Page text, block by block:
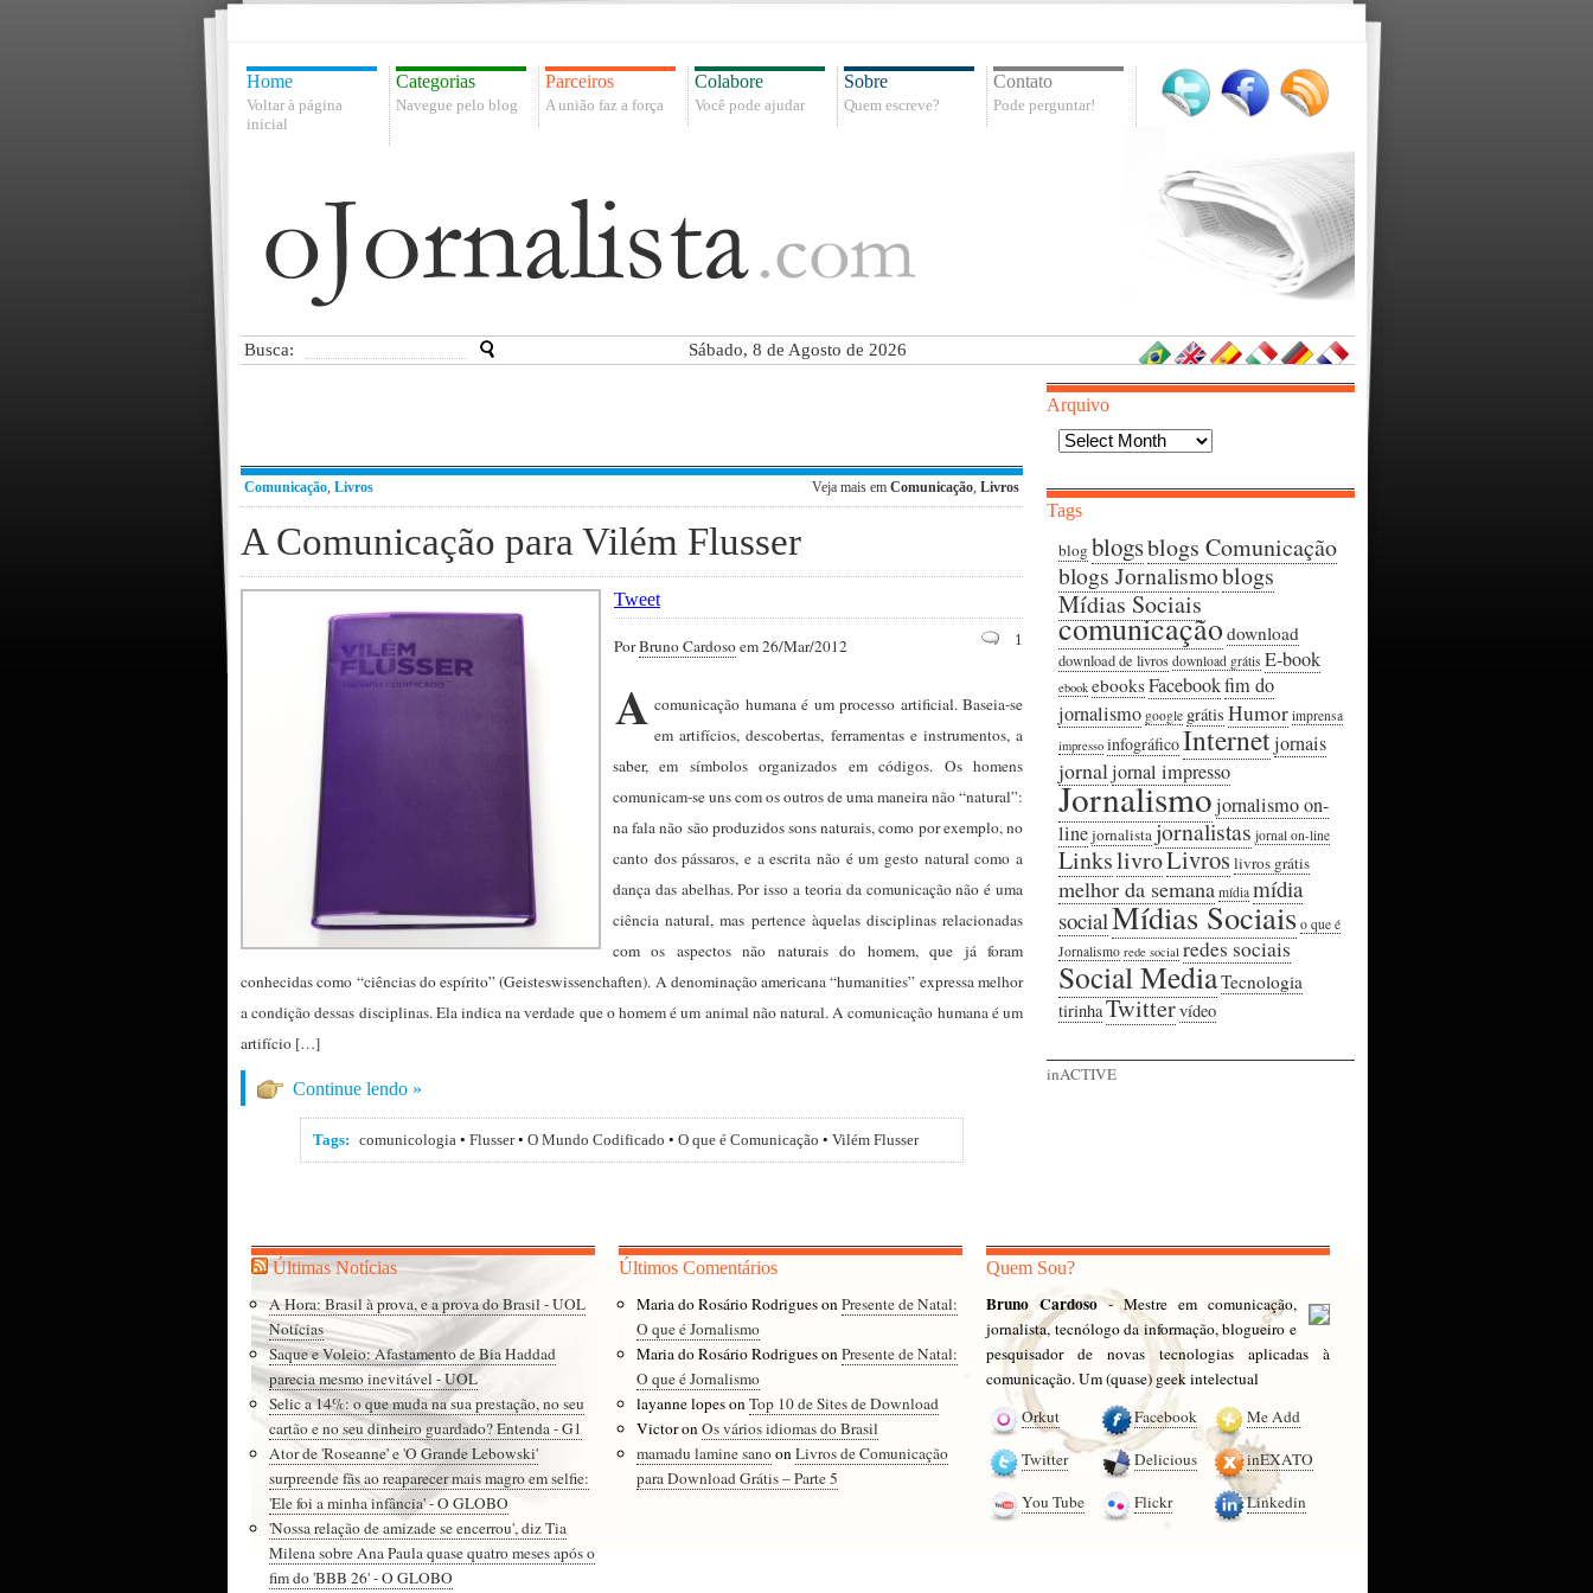
Home
Voltar à página
inicial
Categorias
Navegue pelo blog
Parceiros
A união faz a força
Colabore
Você pode ajudar
Sobre
Quem escreve?
Contato
Pode perguntar!
Busca: Sábado, 8 de Agosto de 2026
Comunicação, Livros Veja mais em Comunicação, Livros
A Comunicação para Vilém Flusser
Tweet
PorBruno Cardosoem 26/Mar/2012 1
A comunicação humana é um processo artificial. Baseia-se
em artifícios, descobertas, ferramentas e instrumentos, a
saber, em símbolos organizados em códigos. Os homens
comunicam-se uns com os outros de uma maneira não “natural”:
na fala não são produzidos sons naturais, como por exemplo, no
canto dos pássaros, e a escrita não é um gesto natural como a
dança das abelhas. Por isso a teoria da comunicação não é uma
ciência natural, mas pertence àquelas disciplinas relacionadas
com os aspectos não naturais do homem, que já foram
conhecidas como “ciências do espírito” (Geisteswissenchaften). A denominação americana “humanities” expressa melhor
a condição dessas disciplinas. Ela indica na verdade que o homem é um animal não natural. A comunicação humana é um
artifício […]
Continue lendo »
Tags: comunicologia • Flusser• O Mundo Codificado • O que é Comunicação • Vilém Flusser
Arquivo
Arquivo
Tags
blog blogsblogs Comunicação
blogs Jornalismoblogs
Mídias Sociais
comunicaçãodownload
download de livros download grátis E-book
ebook ebooksFacebookfim do
jornalismo google grátis Humor imprensa
impresso infográficoInternetjornais
jornaljornal impresso
Jornalismojornalismo on-
linejornalista jornalistas jornal on-line
LinkslivroLivroslivros grátis
melhor da semana mídia mídia
socialMídias Sociais o que é
Jornalismo rede social redes sociais
Social MediaTecnologia
tirinhaTwittervídeo
inACTIVE
Últimas Notícias
A Hora: Brasil à prova, e a prova do Brasil - UOL
Notícias
Saque e Voleio: Afastamento de Bia Haddad
parecia mesmo inevitável - UOL
Selic a 14%: o que muda na sua prestação, no seu
cartão e no seu dinheiro guardado? Entenda - G1
Ator de 'Roseanne' e 'O Grande Lebowski'
surpreende fãs ao reaparecer mais magro em selfie:
'Ele foi a minha infância' - O GLOBO
'Nossa relação de amizade se encerrou', diz Tia
Milena sobre Ana Paula quase quatro meses após o
fim do 'BBB 26' - O GLOBO
Últimos Comentários
Maria do Rosário RodriguesonPresente de Natal:
O que é Jornalismo
Maria do Rosário RodriguesonPresente de Natal:
O que é Jornalismo
layanne lopesonTop 10 de Sites de Download
VictoronOs vários idiomas do Brasil
mamadu lamine sanoonLivros de Comunicação
para Download Grátis – Parte 5
Quem Sou?
Bruno Cardoso- Mestre em comunicação,
jornalista, tecnólogo da informação, blogueiro e
pesquisador de novas tecnologias aplicadas à
comunicação. Um (quase) geek intelectual
Orkut
Twitter
You Tube
Facebook
Delicious
Flickr
Me Add
inEXATO
Linkedin